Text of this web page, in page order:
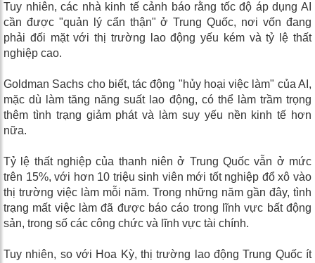
Tuy nhiên, các nhà kinh tế cảnh báo rằng tốc độ áp dụng AI
cần được "quản lý cẩn thận" ở Trung Quốc, nơi vốn đang
phải đối mặt với thị trường lao động yếu kém và tỷ lệ thất
nghiệp cao.
Goldman Sachs cho biết, tác động "hủy hoại việc làm" của AI,
mặc dù làm tăng năng suất lao động, có thể làm trầm trọng
thêm tình trạng giảm phát và làm suy yếu nền kinh tế hơn
nữa.
Tỷ lệ thất nghiệp của thanh niên ở Trung Quốc vẫn ở mức
trên 15%, với hơn 10 triệu sinh viên mới tốt nghiệp đổ xô vào
thị trường việc làm mỗi năm. Trong những năm gần đây, tình
trạng mất việc làm đã được báo cáo trong lĩnh vực bất động
sản, trong số các công chức và lĩnh vực tài chính.
Tuy nhiên, so với Hoa Kỳ, thị trường lao động Trung Quốc ít